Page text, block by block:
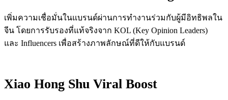
เพิ่มความเชื่อมั่นในแบรนด์ผ่านการทำงานร่วมกับผู้มีอิทธิพลใน
จีน โดยการรับรองที่แท้จริงจาก KOL (Key Opinion Leaders)
และ Influencers เพื่อสร้างภาพลักษณ์ที่ดีให้กับแบรนด์
Xiao Hong Shu Viral Boost